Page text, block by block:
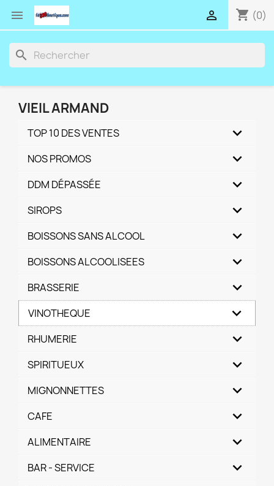
 shopping_cart (0)

search
VIEIL ARMAND
TOP 10 DES VENTES
NOS PROMOS
DDM DÉPASSÉE
SIROPS
BOISSONS SANS ALCOOL
BOISSONS ALCOOLISEES
BRASSERIE
VINOTHEQUE
RHUMERIE
SPIRITUEUX
MIGNONNETTES
CAFE
ALIMENTAIRE
BAR - SERVICE